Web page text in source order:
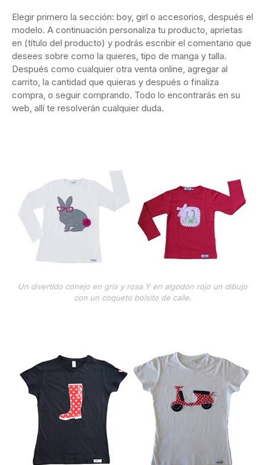
Elegir primero la sección: boy, girl o accesorios, después el
modelo. A continuación personaliza tu producto, aprietas
en (título del producto) y podrás escribir el comentario que
desees sobre como la quieres, tipo de manga y talla.
Después como cualquier otra venta online, agregar al
carrito, la cantidad que quieras y después o finaliza
compra, o seguir comprando. Todo lo encontrarás en su
web, allí te resolverán cualquier duda.
Un divertido conejo en gris y rosa.Y en algodón rojo un dibujo
con un coqueto bolsito de calle.